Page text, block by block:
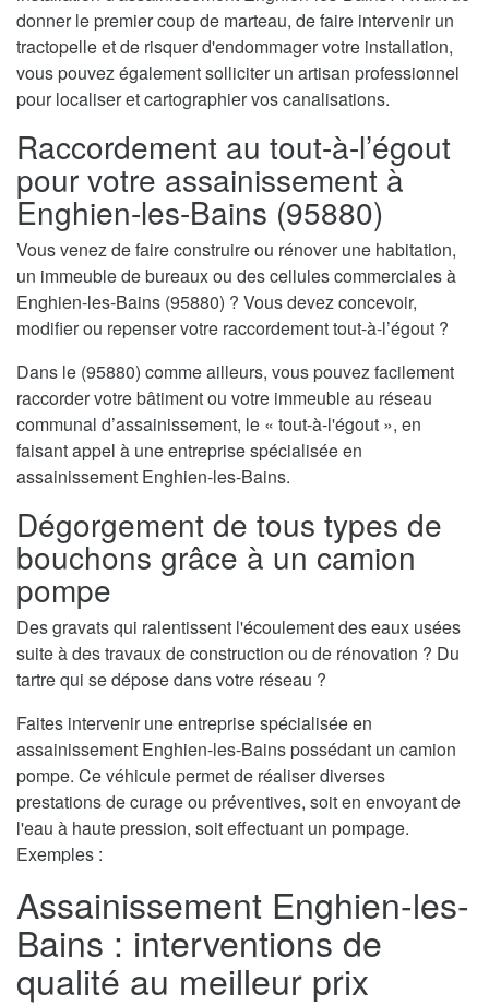
donner le premier coup de marteau, de faire intervenir un
tractopelle et de risquer d'endommager votre installation,
vous pouvez également solliciter un artisan professionnel
pour localiser et cartographier vos canalisations.
Raccordement au tout-à-l’égout
pour votre assainissement à
Enghien-les-Bains (95880)
Vous venez de faire construire ou rénover une habitation,
un immeuble de bureaux ou des cellules commerciales à
Enghien-les-Bains (95880) ? Vous devez concevoir,
modifier ou repenser votre raccordement tout-à-l’égout ?
Dans le (95880) comme ailleurs, vous pouvez facilement
raccorder votre bâtiment ou votre immeuble au réseau
communal d’assainissement, le « tout-à-l'égout », en
faisant appel à une entreprise spécialisée en
assainissement Enghien-les-Bains.
Dégorgement de tous types de
bouchons grâce à un camion
pompe
Des gravats qui ralentissent l'écoulement des eaux usées
suite à des travaux de construction ou de rénovation ? Du
tartre qui se dépose dans votre réseau ?
Faites intervenir une entreprise spécialisée en
assainissement Enghien-les-Bains possédant un camion
pompe. Ce véhicule permet de réaliser diverses
prestations de curage ou préventives, soit en envoyant de
l'eau à haute pression, soit effectuant un pompage.
Exemples :
Assainissement Enghien-les-
Bains : interventions de
qualité au meilleur prix